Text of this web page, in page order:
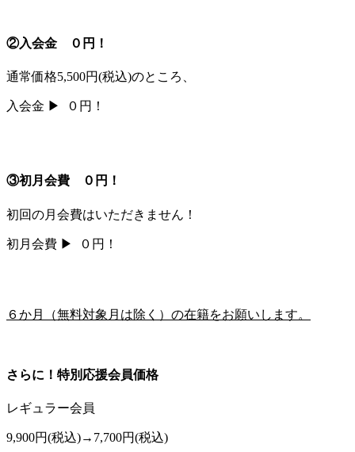
②入会金 ０円！
通常価格5,500円(税込)のところ、
入会金 ▶ ０円！
③初月会費 ０円！
初回の月会費はいただきません！
初月会費 ▶ ０円！
６か月（無料対象月は除く）の在籍をお願いします。
さらに！特別応援会員価格
レギュラー会員
9,900円(税込)→ 7,700円(税込)